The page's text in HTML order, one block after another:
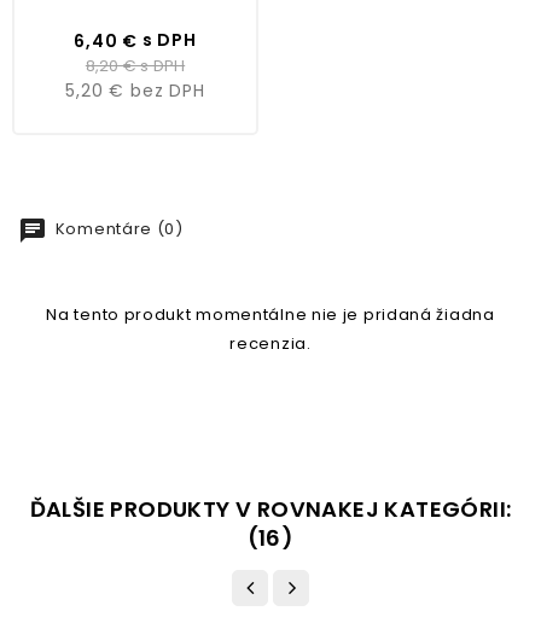
Cena
6,40 € s DPH
8,20 €s DPH
5,20 € bez DPH
chat Komentáre (0)
Na tento produkt momentálne nie je pridaná žiadna
recenzia.
ĎALŠIE PRODUKTY V ROVNAKEJ KATEGÓRII:
(16)